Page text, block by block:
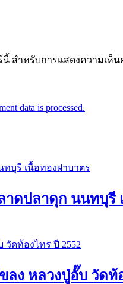
สำหรับการแสดงความเห็น
data is processed.
ดปลาดุก นนทบุรี
ง หลวงปู่อั๊บ วัดท้อ